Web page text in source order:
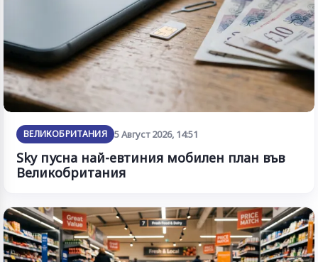
ВЕЛИКОБРИТАНИЯ 5 Август 2026, 14:51
Sky пусна най-евтиния мобилен план във
Великобритания